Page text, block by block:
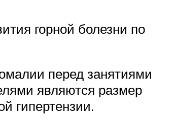
горной болезни по
перед занятиями
являются размер
гипертензии.